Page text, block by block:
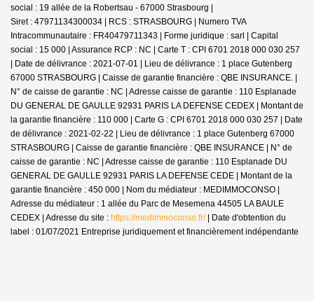
social : 19 allée de la Robertsau - 67000 Strasbourg |
Siret : 47971134300034 | RCS : STRASBOURG | Numero TVA
Intracommunautaire : FR40479711343 | Forme juridique : sarl | Capital
social : 15 000 | Assurance RCP : NC | Carte T : CPI 6701 2018 000 030 257
| Date de délivrance : 2021-07-01 | Lieu de délivrance : 1 place Gutenberg
67000 STRASBOURG | Caisse de garantie financière : QBE INSURANCE. |
N° de caisse de garantie : NC | Adresse caisse de garantie : 110 Esplanade
DU GENERAL DE GAULLE 92931 PARIS LA DEFENSE CEDEX | Montant de
la garantie financière : 110 000 | Carte G : CPI 6701 2018 000 030 257 | Date
de délivrance : 2021-02-22 | Lieu de délivrance : 1 place Gutenberg 67000
STRASBOURG | Caisse de garantie financière : QBE INSURANCE | N° de
caisse de garantie : NC | Adresse caisse de garantie : 110 Esplanade DU
GENERAL DE GAULLE 92931 PARIS LA DEFENSE CEDE | Montant de la
garantie financière : 450 000 | Nom du médiateur : MEDIMMOCONSO |
Adresse du médiateur : 1 allée du Parc de Mesemena 44505 LA BAULE
CEDEX | Adresse du site : https://medimmoconso.fr/| Date d'obtention du
label : 01/07/2021 Entreprise juridiquement et financièrement indépendante